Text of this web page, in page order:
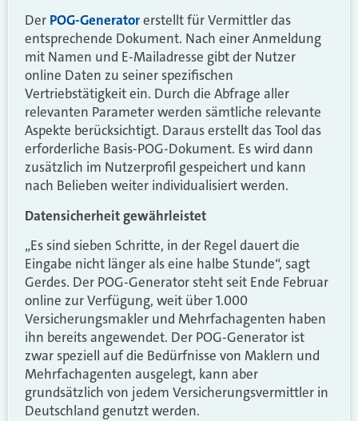
Der POG-Generatorerstellt für Vermittler das
entsprechende Dokument. Nach einer Anmeldung
mit Namen und E-Mailadresse gibt der Nutzer
online Daten zu seiner spezifischen
Vertriebstätigkeit ein. Durch die Abfrage aller
relevanten Parameter werden sämtliche relevante
Aspekte berücksichtigt. Daraus erstellt das Tool das
erforderliche Basis-POG-Dokument. Es wird dann
zusätzlich im Nutzerprofil gespeichert und kann
nach Belieben weiter individualisiert werden.
Datensicherheit gewährleistet
„Es sind sieben Schritte, in der Regel dauert die
Eingabe nicht länger als eine halbe Stunde“, sagt
Gerdes. Der POG-Generator steht seit Ende Februar
online zur Verfügung, weit über 1.000
Versicherungsmakler und Mehrfachagenten haben
ihn bereits angewendet. Der POG-Generator ist
zwar speziell auf die Bedürfnisse von Maklern und
Mehrfachagenten ausgelegt, kann aber
grundsätzlich von jedem Versicherungsvermittler in
Deutschland genutzt werden.